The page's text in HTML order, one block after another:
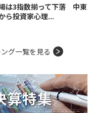
場は3指数揃って下落 中東
ら投資家心理...
グ一覧を見る